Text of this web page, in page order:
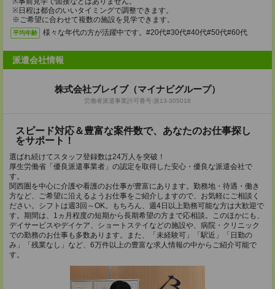
※日程は都合のいいタイミングで調整できます。
※ご希望に合わせて複数の施設を見学できます。
平均年齢 様々な年代の方が活躍中です。#20代#30代#40代#50代#60代
派遣会社情報
株式会社ブレイブ（マイナビグループ）
労働者派遣事業許可番号:派13-305018
スピード対応＆豊富な案件数で、あなたのお仕事探し
をサポート！
選ばれ続けてスタッフ登録数は24万人を突破！
厚生労働省「優良派遣事業者」の認定を取得した安心・優良な派遣会社で
す。
関西圏を中心に介護や看護のお仕事が豊富にあります。勤務地・待遇・働き
方など、ご希望に沿えるようお仕事をご紹介しますので、お気軽にご相談く
ださい。シフトは週3回～OK。もちろん、週4日以上勤務可能な方は大歓迎で
す。期間は、1ヵ月程度の短期から長期希望の方まで応相談。このほかにも、
デイサービスやデイケア、ショートステイなどの施設や、病院・クリニック
での勤務のお仕事も多数あります。また、「未経験可」「駅近」「日勤の
み」「残業なし」など、6万件以上の豊富な求人情報の中からご紹介可能で
す。